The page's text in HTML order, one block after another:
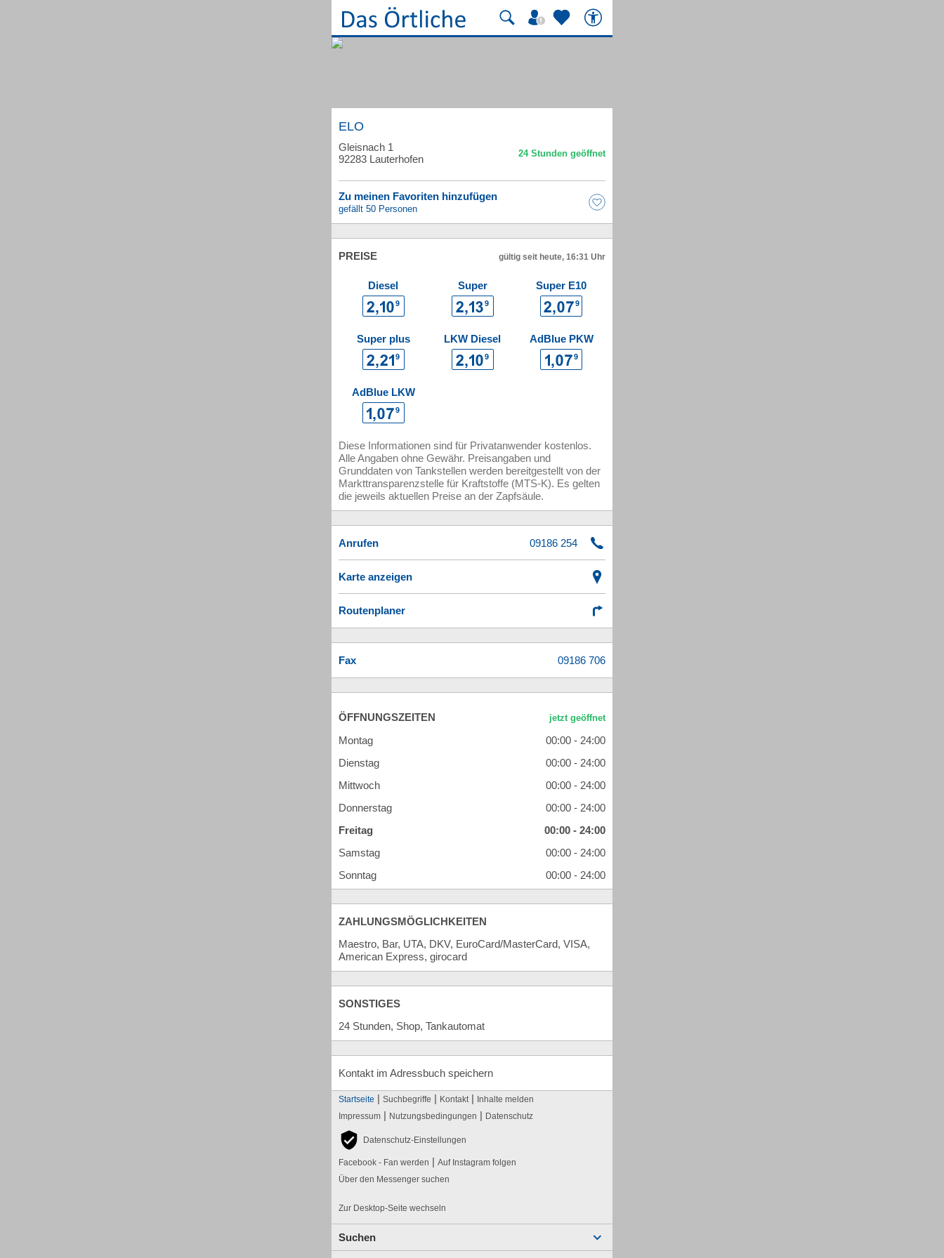
ELO
Gleisnach 1
92283 Lauterhofen
Zu meinen Favoriten hinzufügen
gefällt 50 Personen
PREISE gültig seit heute, 16:31 Uhr
Diesel Super Super E10
Super plus LKW Diesel AdBlue PKW
AdBlue LKW
Diese Informationen sind für Privatanwender kostenlos.
Alle Angaben ohne Gewähr. Preisangaben und
Grunddaten von Tankstellen werden bereitgestellt von der
Markttransparenzstelle für Kraftstoffe (MTS-K). Es gelten
die jeweils aktuellen Preise an der Zapfsäule.
Anrufen
Karte anzeigen
Routenplaner
Fax
ÖFFNUNGSZEITEN
Montag
00:00 - 24:00
Dienstag
00:00 - 24:00
Mittwoch
00:00 - 24:00
Donnerstag
00:00 - 24:00
Freitag
00:00 - 24:00
Samstag
00:00 - 24:00
Sonntag
00:00 - 24:00
ZAHLUNGSMÖGLICHKEITEN
Maestro, Bar, UTA, DKV, EuroCard/MasterCard, VISA,
American Express, girocard
SONSTIGES
24 Stunden, Shop, Tankautomat
Kontakt im Adressbuch speichern
Startseite | Suchbegriffe | Kontakt | Inhalte melden
Impressum | Nutzungsbedingungen | Datenschutz
Datenschutz-Einstellungen
Facebook - Fan werden | Auf Instagram folgen
Über den Messenger suchen
Zur Desktop-Seite wechseln
Suchen